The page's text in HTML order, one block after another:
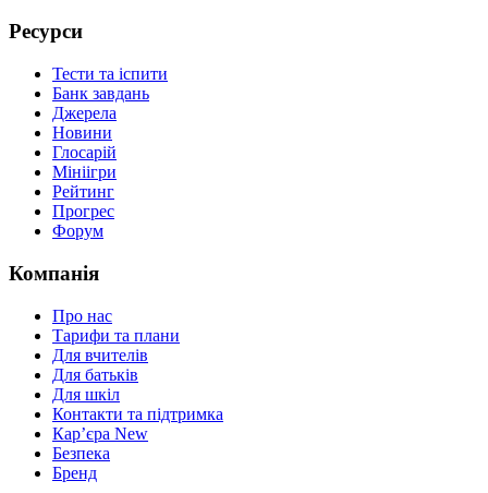
Ресурси
Тести та іспити
Банк завдань
Джерела
Новини
Глосарій
Мініігри
Рейтинг
Прогрес
Форум
Компанія
Про нас
Тарифи та плани
Для вчителів
Для батьків
Для шкіл
Контакти та підтримка
Кар’єра New
Безпека
Бренд